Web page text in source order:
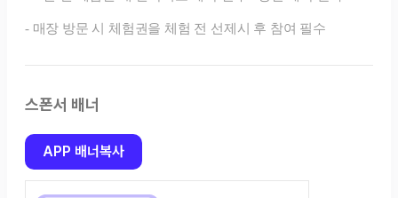
스폰서 배너
APP 배너복사